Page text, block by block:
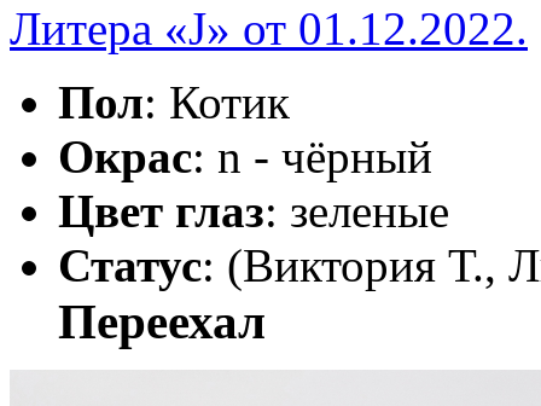
Литера «J» от 01.12.2022.
Пол: Котик
Окрас: n - чёрный
Цвет глаз: зеленые
Статус: (Виктория Т.,
Переехал